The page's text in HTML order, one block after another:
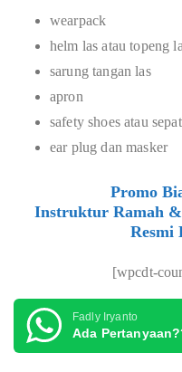
wearpack
helm las atau topeng
sarung tangan las
apron
safety shoes atau
ear plug dan masker
Promo
Instruktur Ramah
Resmi
[wpcdt-
Fadly Iryanto
Ada